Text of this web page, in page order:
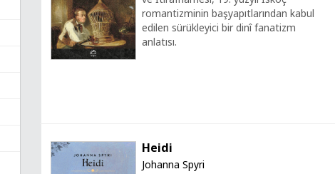
romantizminin başyapıtlarından kabul
edilen sürükleyici bir dinî fanatizm
anlatısı.
Heidi
Johanna Spyri